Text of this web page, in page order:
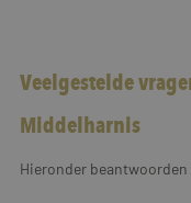
Veelgestelde
Middelharnis
Hieronder beantwoorden